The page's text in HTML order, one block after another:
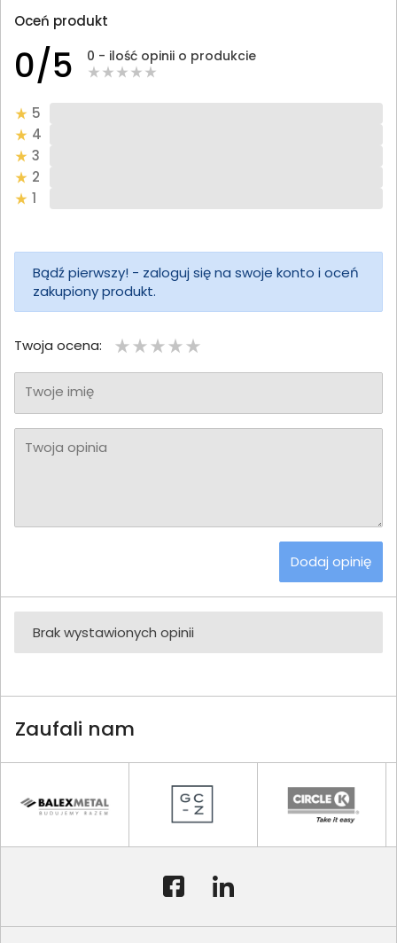
Oceń produkt
0/5 0 - ilość opinii o produkcie
5
4
3
2
1
Bądź pierwszy! - zaloguj się na swoje konto i oceń
zakupiony produkt.
Twoja ocena:
Twoje imię
Twoja opinia
Dodaj opinię
Brak wystawionych opinii
Zaufali nam